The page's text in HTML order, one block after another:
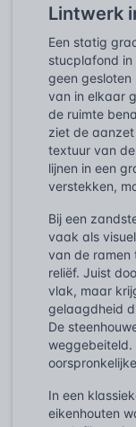
Lintwerk
Een statig
stucplafond
geen
van in elkaar
de ruimte
ziet de
textuur van
lijnen in een
verstekken,
Bij een
vaak als
van de ramen
reliëf. Juist
vlak, maar
gelaagdheid
De
In een
eikenhouten